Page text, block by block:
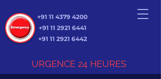
+91 11 4379 4200
+91 11 2921 6441
+91 11 2921 6442
URGENCE 24 HEURES